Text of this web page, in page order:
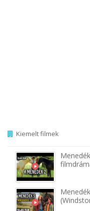
Kiemelt filmek